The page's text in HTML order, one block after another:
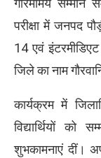
गरिमामय सम्मान
परीक्षा में जनपद
14 एवं
जिले का नाम
कार्यक्रम में
विद्यार्थियों
शुभकामनाएं दीं।